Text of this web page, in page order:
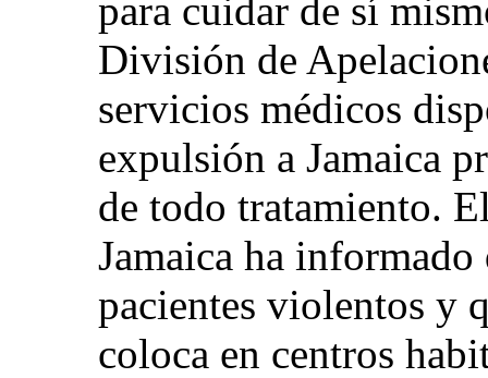
para cuidar de sí
División de
servicios médicos
expulsión a Jamaica
de todo tratamiento.
Jamaica ha informado
pacientes violentos y
coloca en centros